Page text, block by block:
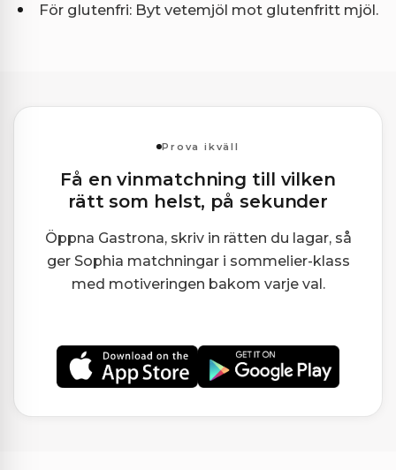
För glutenfri: Byt vetemjöl mot glutenfritt mjöl.
Prova ikväll
Få en vinmatchning till vilken
rätt som helst, på sekunder
Öppna Gastrona, skriv in rätten du lagar, så
ger Sophia matchningar i sommelier-klass
med motiveringen bakom varje val.